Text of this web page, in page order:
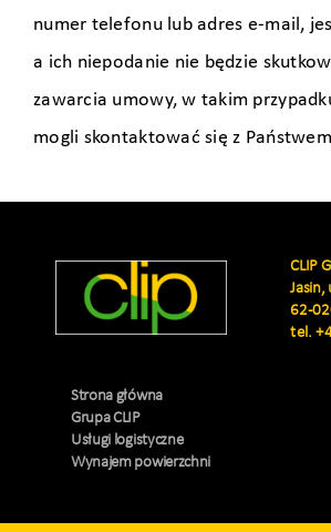
numer telefonu lub adres e-mail,
a ich niepodanie nie będzie
zawarcia umowy, w takim
mogli skontaktować się z
CLIP
Jasin,
62-
tel.
Strona główna
Grupa CLIP
Usługi logistyczne
Wynajem powierzchni